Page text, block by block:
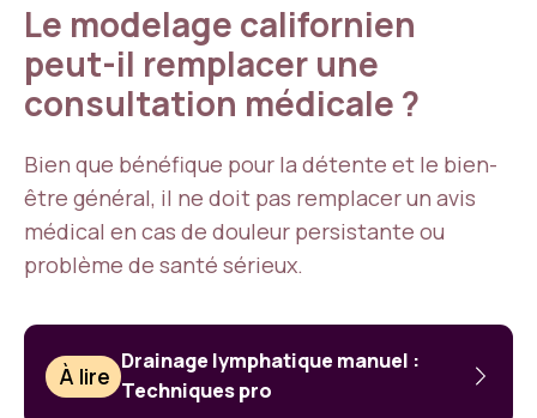
Le modelage californien
peut-il remplacer une
consultation médicale ?
Bien que bénéfique pour la détente et le bien-
être général, il ne doit pas remplacer un avis
médical en cas de douleur persistante ou
problème de santé sérieux.
À lire
Drainage lymphatique manuel :
Techniques pro